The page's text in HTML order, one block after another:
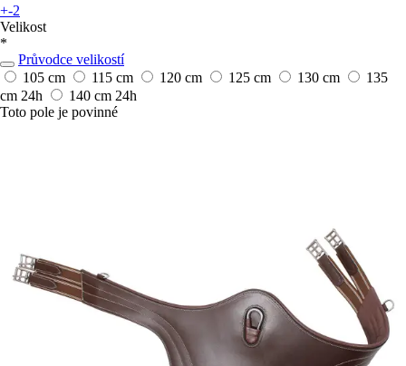
+-2
Velikost
*
Průvodce velikostí
105 cm
115 cm 120 cm 125 cm 130 cm
135
cm 24h 140 cm 24h
Toto pole je povinné